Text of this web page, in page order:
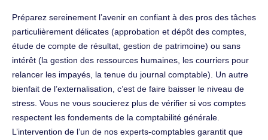
Préparez sereinement l’avenir en confiant à des pros des tâches
particulièrement délicates (approbation et dépôt des comptes,
étude de compte de résultat, gestion de patrimoine) ou sans
intérêt (la gestion des ressources humaines, les courriers pour
relancer les impayés, la tenue du journal comptable). Un autre
bienfait de l’externalisation, c’est de faire baisser le niveau de
stress. Vous ne vous soucierez plus de vérifier si vos comptes
respectent les fondements de la comptabilité générale.
L’intervention de l’un de nos experts-comptables garantit que